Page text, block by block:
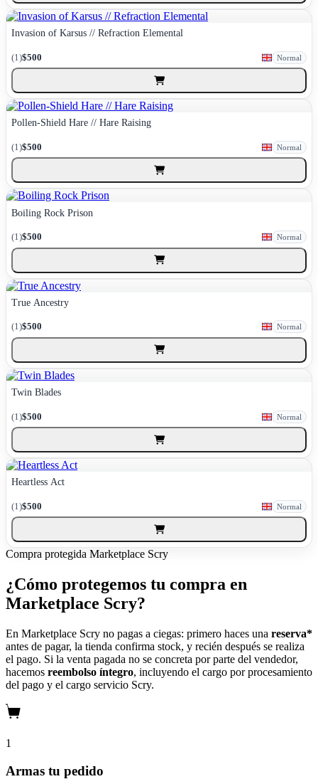
Invasion of Karsus // Refraction Elemental
(1)$500 Normal
Pollen-Shield Hare // Hare Raising
(1)$500 Normal
Boiling Rock Prison
(1)$500 Normal
True Ancestry
(1)$500 Normal
Twin Blades
(1)$500 Normal
Heartless Act
(1)$500 Normal
Compra protegida Marketplace Scry
¿Cómo protegemos tu compra en
Marketplace Scry?
En Marketplace Scry no pagas a ciegas: primero haces una reserva*
antes de pagar, la tienda confirma stock, y recién después se realiza
el pago. Si la venta pagada no se concreta por parte del vendedor,
hacemos reembolso íntegro, incluyendo el cargo por procesamiento
del pago y el cargo servicio Scry.
1
Armas tu pedido